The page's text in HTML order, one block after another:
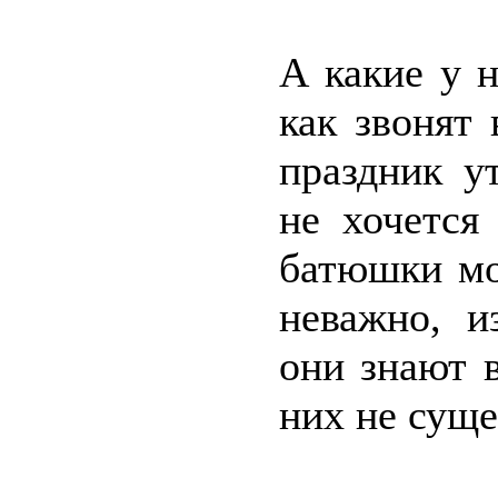
А какие у
как
праздник
не
батюшки
неважно,
они знают
них не